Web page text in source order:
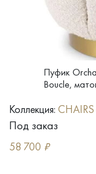
Пуфик
Boucle,
Коллекция:
Под заказ
58 700 ₽